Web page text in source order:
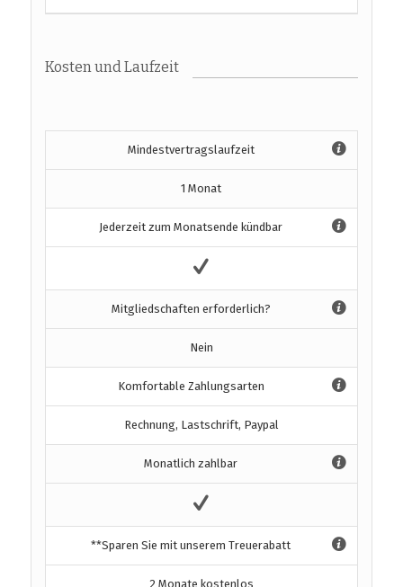
Kosten und Laufzeit
Mindestvertragslaufzeit
1 Monat
Jederzeit zum Monatsende kündbar
Mitgliedschaften erforderlich?
Nein
Komfortable Zahlungsarten
Rechnung, Lastschrift, Paypal
Monatlich zahlbar
**Sparen Sie mit unserem Treuerabatt
2 Monate kostenlos